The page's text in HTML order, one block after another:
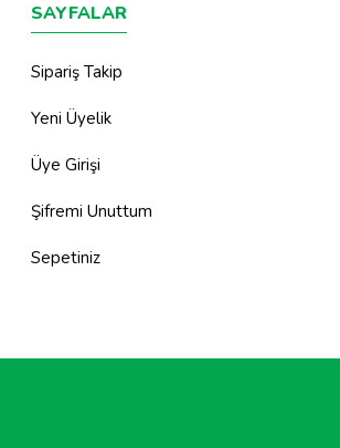
SAYFALAR
Sipariş Takip
Yeni Üyelik
Üye Girişi
Şifremi Unuttum
Sepetiniz